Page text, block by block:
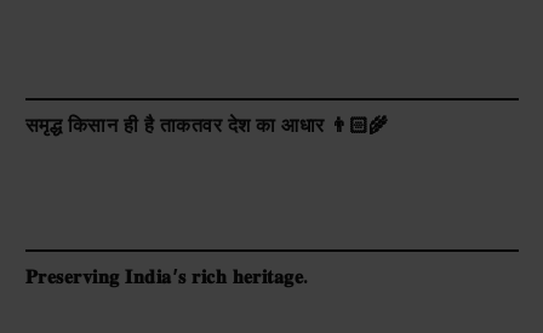
समृद्ध किसान ही है ताकतवर देश का आधार 👨🏻‍🌾
𝐏𝐫𝐞𝐬𝐞𝐫𝐯𝐢𝐧𝐠 𝐈𝐧𝐝𝐢𝐚’𝐬 𝐫𝐢𝐜𝐡 𝐡𝐞𝐫𝐢𝐭𝐚𝐠𝐞.